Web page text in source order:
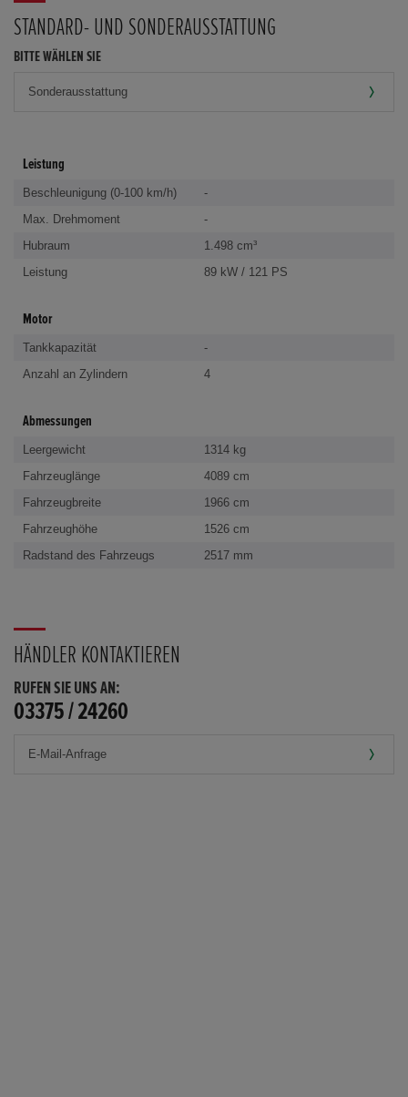
STANDARD- UND SONDERAUSSTATTUNG
BITTE WÄHLEN SIE
Leistung
Beschleunigung (0-100 km/h)
-
Max. Drehmoment
-
Hubraum
1.498 cm³
Leistung
89 kW / 121 PS
Motor
Tankkapazität
-
Anzahl an Zylindern
4
Abmessungen
Leergewicht
1314 kg
Fahrzeuglänge
4089 cm
Fahrzeugbreite
1966 cm
Fahrzeughöhe
1526 cm
Radstand des Fahrzeugs
2517 mm
HÄNDLER KONTAKTIEREN
RUFEN SIE UNS AN:
03375 / 24260